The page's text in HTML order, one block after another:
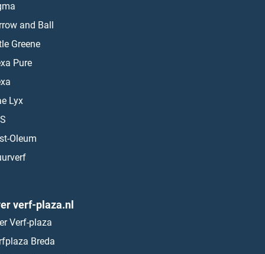
and Ball
Greene
Pure
Lyx
Oleum
verf-plaza.nl
Verf-plaza
Breda